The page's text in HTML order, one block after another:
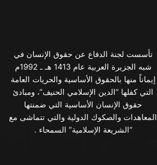
تأسست لجنة الدفاع عن حقوق الإنسان في
شبه الجزيرة العربية عام 1413 هـ ـ 1992م
إيماناً منها بالحقوق الأساسية والحريات العامة
التي كفلها “الدين الإسلامي الحنيف”، ومبادئ
حقوق الإنسان الأساسية التي ضمنتها
المعاهدات والصكوك الدولية والتي تتماشى مع
“الشريعة الإسلامية” السمحاء .